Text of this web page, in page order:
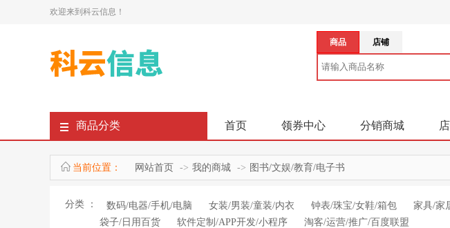
欢迎来到科云信息！
商品 店铺
商品分类 首页 领券中心 分销商城
当前位置： 网站首页 我的商城 图书/文娱/教育/电子书
分类 ： 数码/电器/手机/电脑 女装/男装/童装/内衣 钟表/珠宝/女鞋/箱包 家具/家
袋子/日用百货
软件定制/APP开发/小程序 淘客/运营/推广/百度联盟